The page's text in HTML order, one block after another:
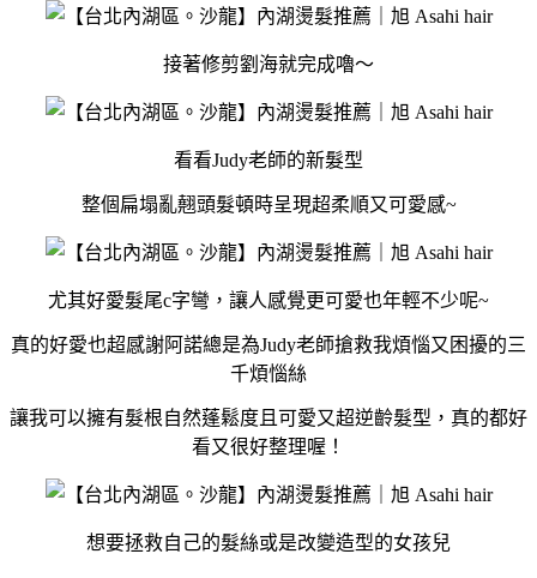
接著修剪劉海就完成嚕～
看看Judy老師的新髮型
整個扁塌亂翹頭髮頓時呈現超柔順又可愛感~
尤其好愛髮尾c字彎，讓人感覺更可愛也年輕不少呢~
真的好愛也超感謝阿諾總是為Judy老師搶救我煩惱又困擾的三
千煩惱絲
讓我可以擁有髮根自然蓬鬆度且可愛又超逆齡髮型，真的都好
看又很好整理喔！
想要拯救自己的髮絲或是改變造型的女孩兒